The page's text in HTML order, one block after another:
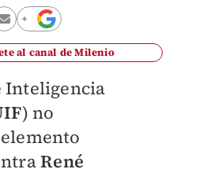
al canal de Milenio
Inteligencia
) no
René